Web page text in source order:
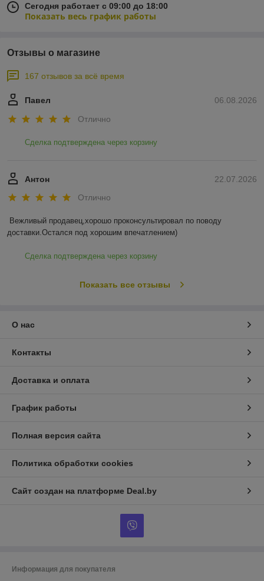
Сегодня работает с 09:00 до 18:00
Показать весь график работы
Отзывы о магазине
167 отзывов за всё время
06.08.2026
Павел
Отлично
Сделка подтверждена через корзину
22.07.2026
Антон
Отлично
Вежливый продавец,хорошо проконсультировал по поводу
доставки.Остался под хорошим впечатлением)
Сделка подтверждена через корзину
Показать все отзывы
О нас
Контакты
Доставка и оплата
График работы
Полная версия сайта
Политика обработки cookies
Сайт создан на платформе Deal.by
Информация для покупателя